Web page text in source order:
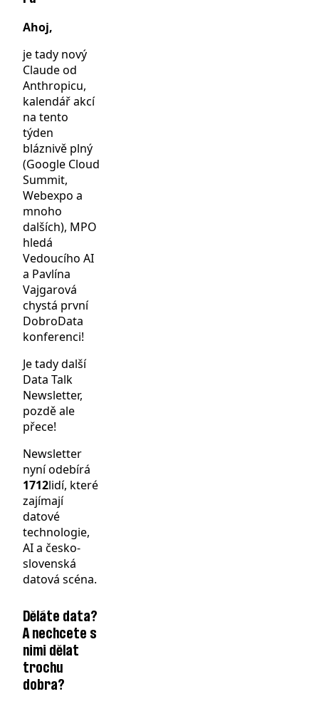
Ahoj,
je tady nový
Claude od
Anthropicu,
kalendář akcí
na tento
týden
bláznivě plný
(Google Cloud
Summit,
Webexpo a
mnoho
dalších), MPO
hledá
Vedoucího AI
a Pavlína
Vajgarová
chystá první
DobroData
konferenci!
Je tady další
Data Talk
Newsletter,
pozdě ale
přece!
Newsletter
nyní odebírá
1712lidí, které
zajímají
datové
technologie,
AI a česko-
slovenská
datová scéna.
Děláte data?
A nechcete s
nimi dělat
trochu
dobra?